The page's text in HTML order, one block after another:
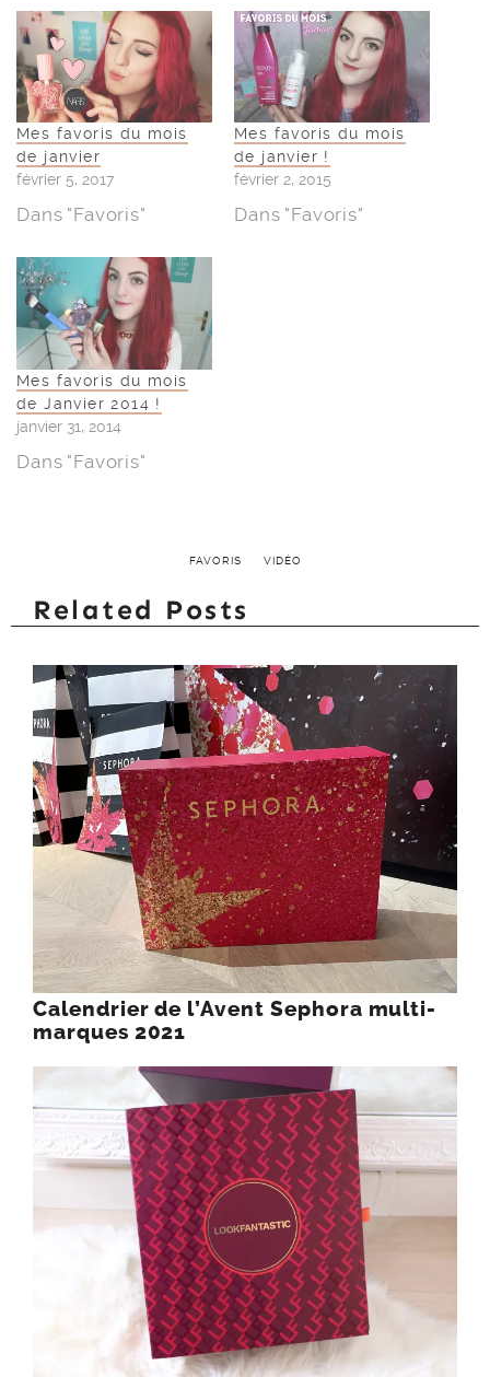
Mes favoris du mois
de janvier
février 5, 2017
Dans "Favoris"
Mes favoris du mois
de janvier !
février 2, 2015
Dans "Favoris"
Mes favoris du mois
de Janvier 2014 !
janvier 31, 2014
Dans "Favoris"
FAVORIS VIDÉO
Related Posts
Calendrier de l’Avent Sephora multi-
marques 2021